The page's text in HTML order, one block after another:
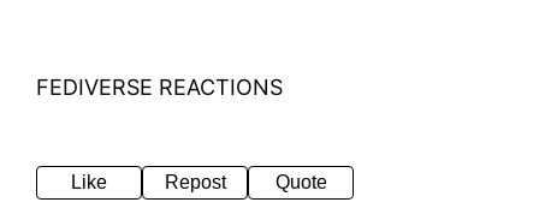
FEDIVERSE REACTIONS
Like Repost Quote